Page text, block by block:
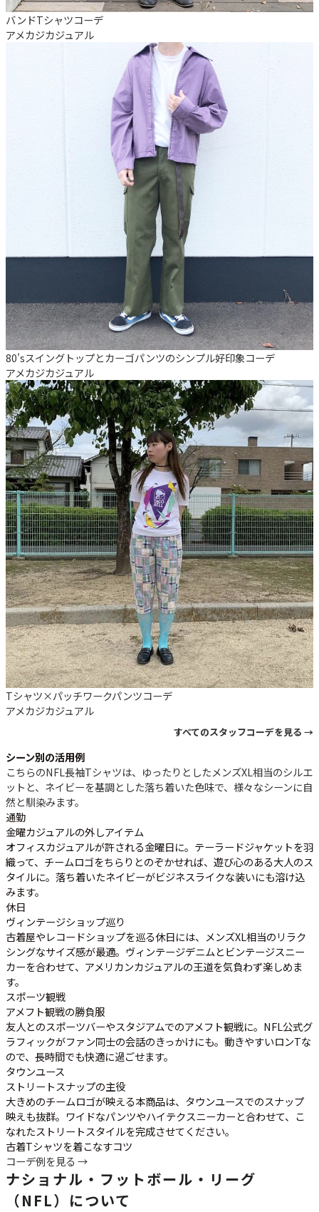
バンドTシャツコーデ
アメカジカジュアル
80'sスイングトップとカーゴパンツのシンプル好印象コーデ
アメカジカジュアル
Tシャツ×パッチワークパンツコーデ
アメカジカジュアル
すべてのスタッフコーデを見る →
シーン別の活用例
こちらのNFL長袖Tシャツは、ゆったりとしたメンズXL相当のシルエ
ットと、ネイビーを基調とした落ち着いた色味で、様々なシーンに自
然と馴染みます。
通勤
金曜カジュアルの外しアイテム
オフィスカジュアルが許される金曜日に。テーラードジャケットを羽
織って、チームロゴをちらりとのぞかせれば、遊び心のある大人のス
タイルに。落ち着いたネイビーがビジネスライクな装いにも溶け込
みます。
休日
ヴィンテージショップ巡り
古着屋やレコードショップを巡る休日には、メンズXL相当のリラク
シングなサイズ感が最適。ヴィンテージデニムとビンテージスニー
カーを合わせて、アメリカンカジュアルの王道を気負わず楽しめま
す。
スポーツ観戦
アメフト観戦の勝負服
友人とのスポーツバーやスタジアムでのアメフト観戦に。NFL公式グ
ラフィックがファン同士の会話のきっかけにも。動きやすいロンTな
ので、長時間でも快適に過ごせます。
タウンユース
ストリートスナップの主役
大きめのチームロゴが映える本商品は、タウンユースでのスナップ
映えも抜群。ワイドなパンツやハイテクスニーカーと合わせて、こ
なれたストリートスタイルを完成させてください。
古着Tシャツを着こなすコツ
コーデ例を見る →
ナショナル・フットボール・リーグ
（NFL）について